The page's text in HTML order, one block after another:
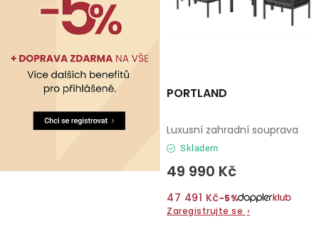
PORTLAND
Skladem
49 990 Kč
47 491 Kč−5%
Zaregistrujte se ›
Luxusní zahradní souprava